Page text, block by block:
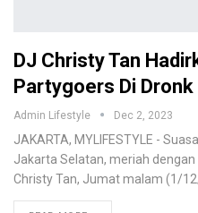
DJ Christy Tan
Partygoers Di Dronk
Admin Lifestyle Dec 2, 2023
JAKARTA, MYLIFESTYLE -
Jakarta Selatan, meriah
Christy Tan, Jumat malam (1/